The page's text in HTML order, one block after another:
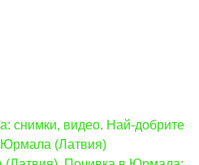
снимки, видео. Най-добрите
(Латвия)